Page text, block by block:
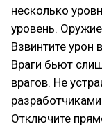
несколько
уровень.
Взвинтите урон
Враги бьют
врагов. Не
Отключите